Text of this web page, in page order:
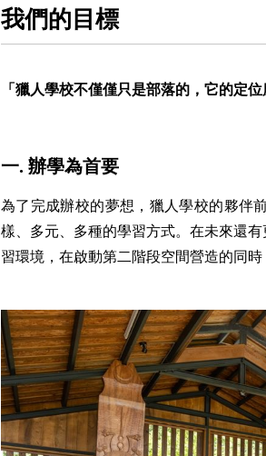
我們的目標
「獵人學校不僅僅只是部落的，它的定
一. 辦學為首要
為了完成辦校的夢想，獵人學校的夥伴
樣、多元、多種的學習方式。在未來還
習環境，在啟動第二階段空間營造的同